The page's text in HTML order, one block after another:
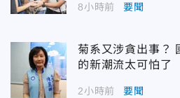
8小時前 要聞
菊系又涉貪出事？
的新潮流太可怕了
2小時前 要聞